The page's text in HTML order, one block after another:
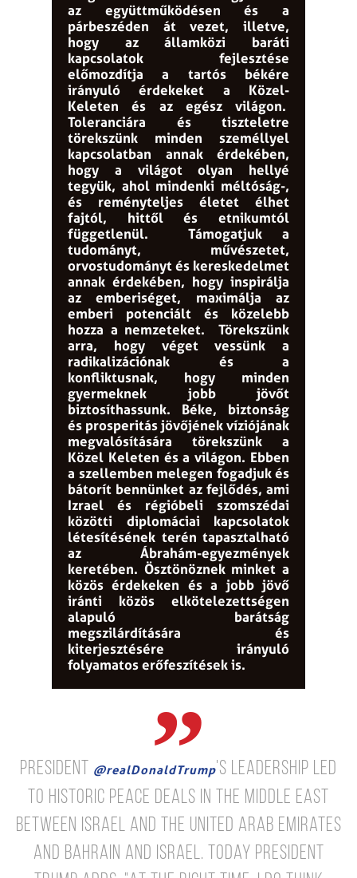
az együttműködésen és a
párbeszéden át vezet, illetve,
hogy az államközi baráti
kapcsolatok fejlesztése
előmozdítja a tartós békére
irányuló érdekeket a Közel-
Keleten és az egész világon.
Toleranciára és tiszteletre
törekszünk minden személlyel
kapcsolatban annak érdekében,
hogy a világot olyan hellyé
tegyük, ahol mindenki méltóság-,
és reményteljes életet élhet
fajtól, hittől és etnikumtól
függetlenül.
Támogatjuk a
tudományt, művészetet,
orvostudományt és kereskedelmet
annak érdekében, hogy inspirálja
az emberiséget, maximálja az
emberi potenciált és közelebb
hozza a nemzeteket.
Törekszünk
arra, hogy véget vessünk a
radikalizációnak és a
konfliktusnak, hogy minden
gyermeknek jobb jövőt
biztosíthassunk. Béke, biztonság
és prosperitás jövőjének víziójának
megvalósítására törekszünk a
Közel Keleten és a világon. Ebben
a szellemben melegen fogadjuk és
bátorít bennünket az fejlődés, ami
Izrael és régióbeli szomszédai
közötti diplomáciai kapcsolatok
létesítésének terén tapasztalható
az Ábrahám-egyezmények
keretében. Ösztönöznek minket a
közös érdekeken és a jobb jövő
iránti közös elkötelezettségen
alapuló barátság
megszilárdítására és
kiterjesztésére irányuló
folyamatos erőfeszítések is.
President @realDonaldTrump's leadership led
to historic peace deals in the Middle East
between Israel and the United Arab Emirates
and Bahrain and Israel. Today President